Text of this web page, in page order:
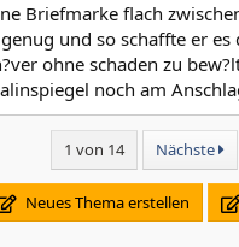
Briefmarke flach
und so schaffte er es
ohne schaden zu
noch am
1 von 14 Nächste
Neues Thema erstellen